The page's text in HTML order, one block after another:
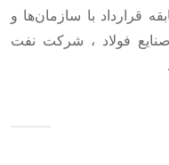
قرارداد با سازمان‌ها و
فولاد ، شرکت نفت